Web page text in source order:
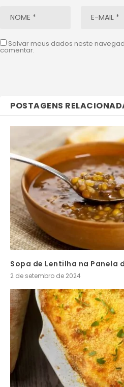
Salvar meus dados neste
comentar.
POSTAGENS
Sopa de Lentilha na Panela
2 de setembro de 2024